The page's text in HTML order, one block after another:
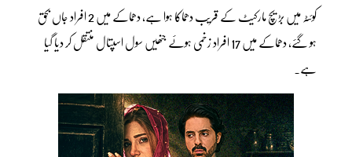
کوئٹہ میں بڑیچ مارکیٹ کے قریب دھماکا ہوا ہے، دھماکے میں 2 افراد جاں بحق
ہو گئے، دھماکے میں 17 افراد زخمی ہوئے جنھیں سول اسپتال منتقل کر دیا گیا
ہے۔